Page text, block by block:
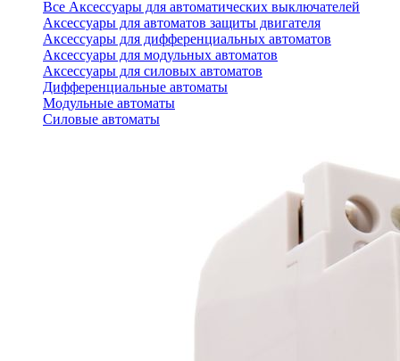
Все Аксессуары для автоматических выключателей
Аксессуары для автоматов защиты двигателя
Аксессуары для дифференциальных автоматов
Аксессуары для модульных автоматов
Аксессуары для силовых автоматов
Дифференциальные автоматы
Модульные автоматы
Силовые автоматы